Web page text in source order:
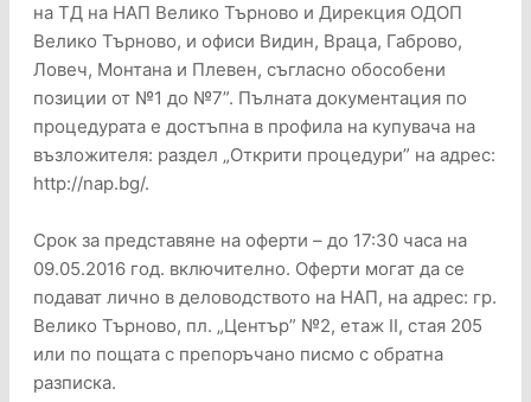
на ТД на НАП Велико Търново и Дирекция ОДОП
Велико Търново, и офиси Видин, Враца, Габрово,
Ловеч, Монтана и Плевен, съгласно обособени
позиции от №1 до №7”. Пълната документация по
процедурата е достъпна в профила на купувача на
възложителя: раздел „Открити процедури” на адрес:
http://nap.bg/.
Срок за представяне на оферти – до 17:30 часа на
09.05.2016 год. включително. Оферти могат да се
подават лично в деловодството на НАП, на адрес: гр.
Велико Търново, пл. „Център” №2, етаж ІІ, стая 205
или по пощата с препоръчано писмо с обратна
разписка.